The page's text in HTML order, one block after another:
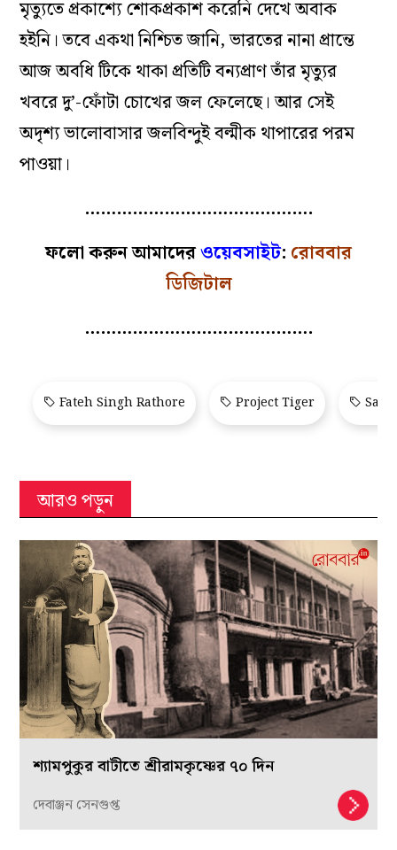
মৃত্যুতে প্রকাশ্যে শোকপ্রকাশ করেনি দেখে অবাক
হইনি। তবে একথা নিশ্চিত জানি, ভারতের নানা প্রান্তে
আজ অবধি টিকে থাকা প্রতিটি বন্যপ্রাণ তাঁর মৃত্যুর
খবরে দু’-ফোঁটা চোখের জল ফেলেছে। আর সেই
অদৃশ্য ভালোবাসার জলবিন্দুই বল্মীক থাপারের পরম
পাওয়া।
…………………………………….
ফলো করুন আমাদেরওয়েবসাইট: রোববার
ডিজিটাল
…………………………………….
Fateh Singh Rathore Project Tiger
আরও পড়ুন
শ্যামপুকুর বাটীতে শ্রীরামকৃষ্ণের ৭০ দিন
দেবাঞ্জন সেনগুপ্ত